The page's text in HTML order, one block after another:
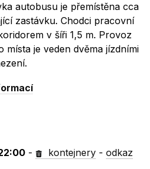
autobusu je přemístěna cca
zastávku. Chodci pracovní
v šíři 1,5 m. Provoz
místa je veden dvěma jízdními
- kontejnery -odkaz